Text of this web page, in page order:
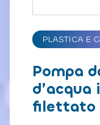
PLASTICA E
Pompa
filettato